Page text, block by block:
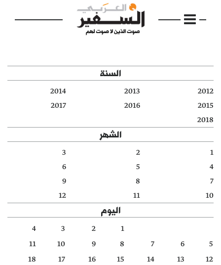
الرئيسية
مواضيع
دفاتر
الأرشيف
السنة
2012
2013
2014
2015
2016
2017
2018
الشهر
1
2
3
4
5
6
7
8
9
10
11
12
اليوم
1
2
3
4
5
6
7
8
9
10
11
12
13
14
15
16
17
18